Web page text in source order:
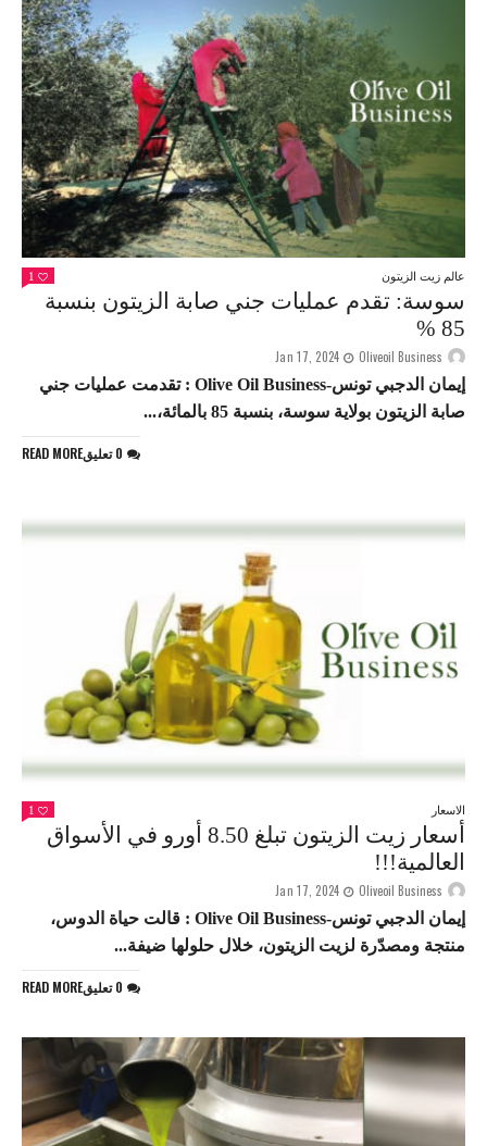
عالم زيت الزيتون 1
سوسة: تقدم عمليات جني صابة الزيتون بنسبة
85 %
Oliveoil Business
Jan 17, 2024
إيمان الدجبي تونس-Olive Oil Business : تقدمت عمليات جني
صابة الزيتون بولاية سوسة، بنسبة 85 بالمائة،...
READ MORE 0 تعليق
الاسعار 1
أسعار زيت الزيتون تبلغ 8.50 أورو في الأسواق
العالمية!!!
Oliveoil Business
Jan 17, 2024
إيمان الدجبي تونس-Olive Oil Business : قالت حياة الدوس،
منتجة ومصدّرة لزيت الزيتون، خلال حلولها ضيفة...
READ MORE 0 تعليق